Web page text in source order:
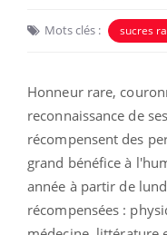
Mots clés : sucres
Honneur rare,
reconnaissance de
récompensent des
grand bénéfice à
année à partir de
récompensées :